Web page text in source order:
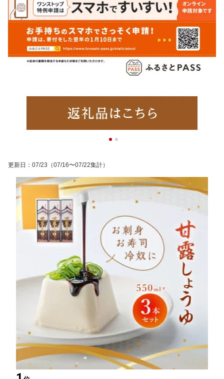
更新日 ： 07/23 （07/16〜07/22集計）